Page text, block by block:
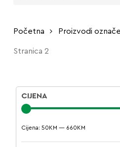
Početna Proizvodi
Stranica 2
CIJENA
Cijena: 50KM — 660KM